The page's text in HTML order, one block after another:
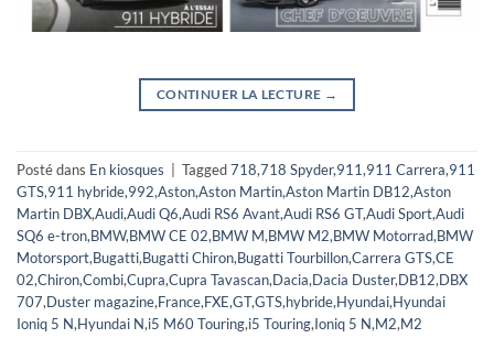
CONTINUER LA LECTURE →
Posté dans En kiosques Tagged718,718 Spyder,911,911 Carrera,911
GTS,911 hybride,992,Aston,Aston Martin,Aston Martin DB12,Aston
Martin DBX,Audi,Audi Q6,Audi RS6 Avant,Audi RS6 GT,Audi Sport,Audi
SQ6 e-tron,BMW,BMW CE 02,BMW M,BMW M2,BMW Motorrad,BMW
Motorsport,Bugatti,Bugatti Chiron,Bugatti Tourbillon,Carrera GTS,CE
02,Chiron,Combi,Cupra,Cupra Tavascan,Dacia,Dacia Duster,DB12,DBX
707,Duster magazine,France,FXE,GT,GTS,hybride,Hyundai,Hyundai
Ioniq 5 N,Hyundai N,i5 M60 Touring,i5 Touring,Ioniq 5 N,M2,M2